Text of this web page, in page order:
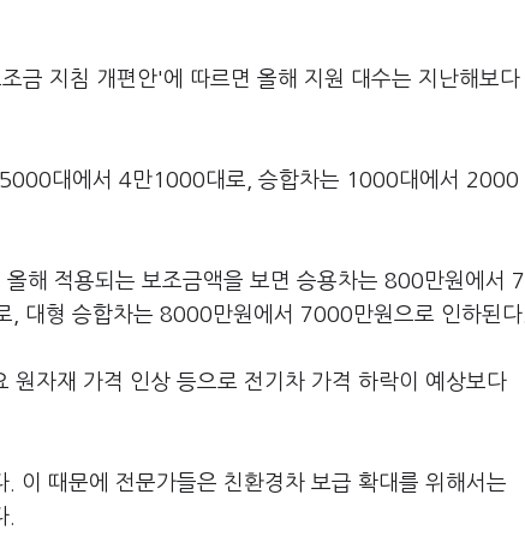
금 지침 개편안'에 따르면 올해 지원 대수는 지난해보다
대에서 4만1000대로, 승합차는 1000대에서 2000
해 적용되는 보조금액을 보면 승용차는 800만원에서 7
대형 승합차는 8000만원에서 7000만원으로 인하된다.
원자재 가격 인상 등으로 전기차 가격 하락이 예상보다
이 때문에 전문가들은 친환경차 보급 확대를 위해서는
.